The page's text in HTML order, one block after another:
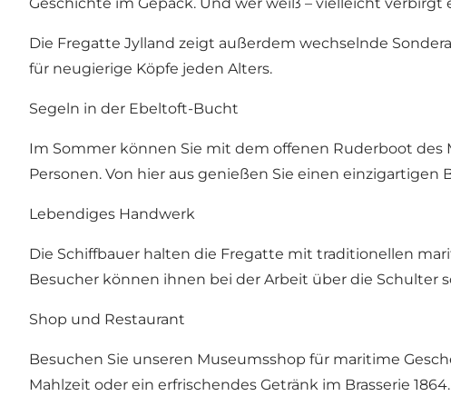
Geschichte im Gepäck. Und wer weiß – vielleicht
Die Fregatte Jylland zeigt außerdem wechselnde
für neugierige Köpfe jeden Alters.
Segeln in der Ebeltoft-Bucht
Im Sommer können Sie mit dem offenen Ruderboot
Personen. Von hier aus genießen Sie einen einzigartigen
Lebendiges Handwerk
Die Schiffbauer halten die Fregatte mit traditionellen
Besucher können ihnen bei der Arbeit über die Schulter
Shop und Restaurant
Besuchen Sie unseren Museumsshop für maritime
Mahlzeit oder ein erfrischendes Getränk im Brasserie 1864.